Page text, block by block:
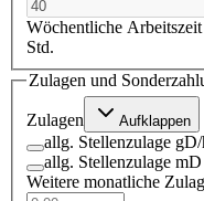
Wöchentliche Arbeitszeit
Std.
Zulagen und
Zulagen Aufklappen
allg. Stellenzulage
allg. Stellenzulage mD
Weitere monatliche